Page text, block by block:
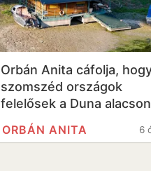
Orbán Anita cáfolja,
szomszéd országok
felelősek a Duna
vízállásáért, Szlovákia is…
6
ORBÁN ANITA